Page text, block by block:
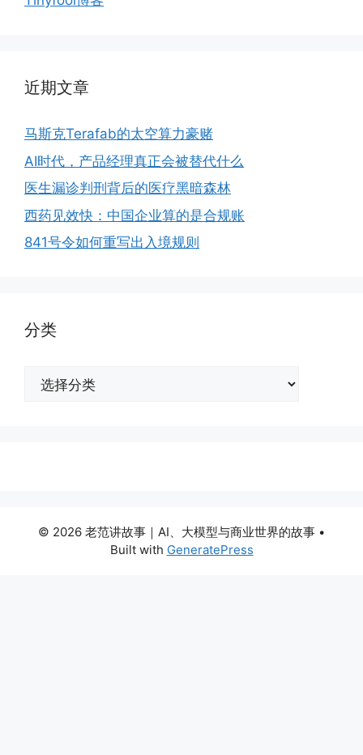
近期文章
马斯克Terafab的太空算力豪赌
AI时代，产品经理真正会被替代什么
医生漏诊判刑背后的医疗黑暗森林
西药见效快：中国企业算的是合规账
841号令如何重写出入境规则
分类
© 2026 老范讲故事｜AI、大模型与商业世界的故事 •
Built with GeneratePress